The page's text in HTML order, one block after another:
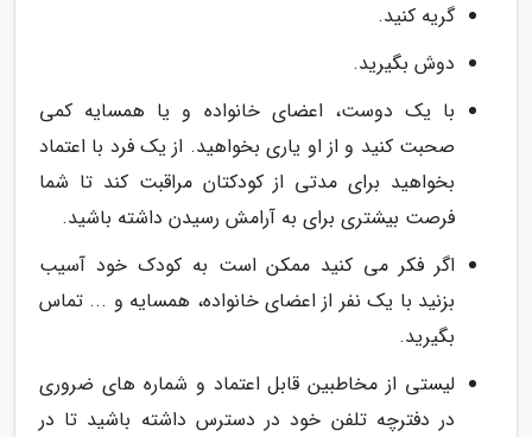
گریه کنید.
دوش بگیرید.
با یک دوست، اعضای خانواده و یا همسایه کمی
صحبت کنید و از او یاری بخواهید. از یک فرد با اعتماد
بخواهید برای مدتی از کودکتان مراقبت کند تا شما
فرصت بیشتری برای به آرامش رسیدن داشته باشید.
اگر فکر می کنید ممکن است به کودک خود آسیب
بزنید با یک نفر از اعضای خانواده، همسایه و ... تماس
بگیرید.
لیستی از مخاطبین قابل اعتماد و شماره های ضروری
در دفترچه تلفن خود در دسترس داشته باشید تا در